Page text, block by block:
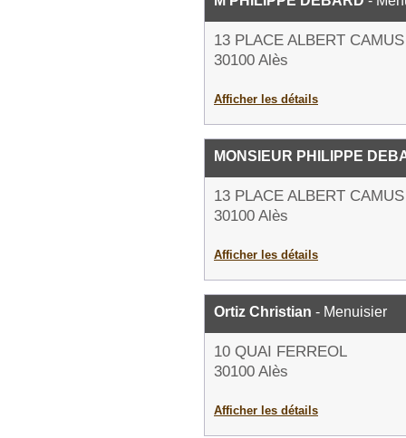
13 PLACE ALBERT CAMUS
30100 Alès
Afficher les détails
MONSIEUR PHILIPPE
13 PLACE ALBERT CAMUS
30100 Alès
Afficher les détails
Ortiz Christian - Menuisier
10 QUAI FERREOL
30100 Alès
Afficher les détails